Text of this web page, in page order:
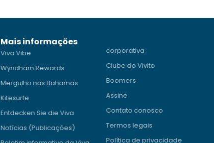
Mais informações
Viva Vibe
Wyndham Rewards
Mergulho nas Bahamas
Kitesurfe
Entdecken Sie die Viva
Notícias (Publicações)
corporativa
Clube do Vivito
Boomers
Assine
Contato conosco
Termos legais
Política de privacidade